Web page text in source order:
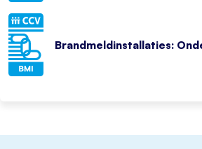
Brandmeldinstallaties: